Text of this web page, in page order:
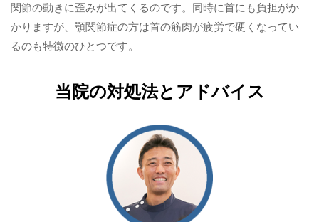
関節の動きに歪みが出てくるのです。同時に首にも負担がか
かりますが、顎関節症の方は首の筋肉が疲労で硬くなってい
るのも特徴のひとつです。
当院の対処法とアドバイス